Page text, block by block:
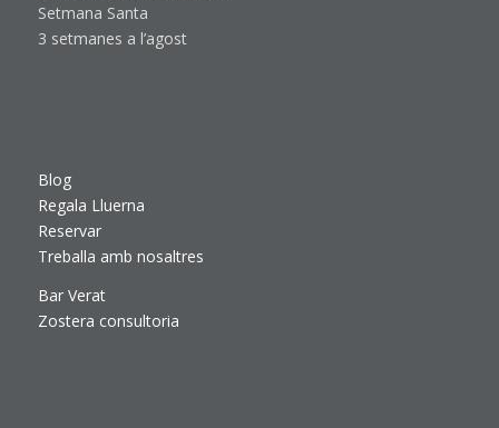
Setmana Santa
3 setmanes a l’agost
Blog
Regala Lluerna
Reservar
Treballa amb nosaltres
Bar Verat
Zostera consultoria